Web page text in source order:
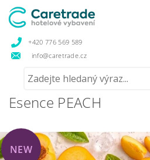
+420 776 569 589
info@caretrade.cz
Esence PEACH
NEW